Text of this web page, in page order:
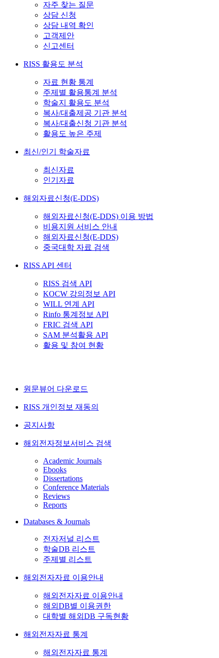
자주 찾는 질문
상담 신청
상담 내역 확인
고객제안
신고센터
RISS 활용도 분석
자료 현황 통계
주제별 활용통계 분석
학술지 활용도 분석
복사/대출제공 기관 분석
복사/대출신청 기관 분석
활용도 높은 주제
최신/인기 학술자료
최신자료
인기자료
해외자료신청(E-DDS)
해외자료신청(E-DDS) 이용 방법
비용지원 서비스 안내
해외자료신청(E-DDS)
중국대학 자료 검색
RISS API 센터
RISS 검색 API
KOCW 강의정보 API
WILL 연계 API
Rinfo 통계정보 API
FRIC 검색 API
SAM 분석활용 API
활용 및 참여 현황
원문뷰어 다운로드
RISS 개인정보 재동의
공지사항
해외전자정보서비스 검색
Academic Journals
Ebooks
Dissertations
Conference Materials
Reviews
Reports
Databases & Journals
전자저널 리스트
학술DB 리스트
주제별 리스트
해외전자자료 이용안내
해외전자자료 이용안내
해외DB별 이용권한
대학별 해외DB 구독현황
해외전자자료 통계
해외전자자료 통계